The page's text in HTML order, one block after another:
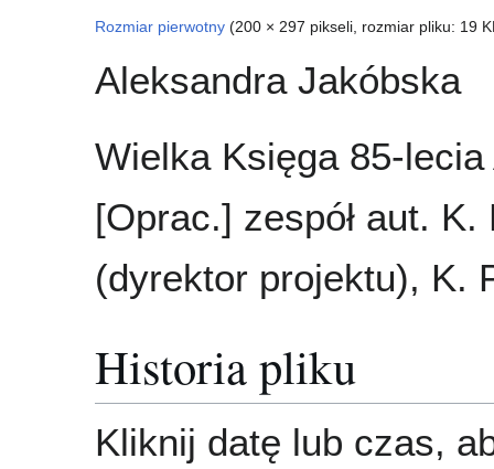
Rozmiar pierwotny (200 × 297 pikseli, rozmiar pliku: 19
Aleksandra Jakóbska
Wielka Księga 85-
[Oprac.] zespół aut.
(dyrektor projektu), K.
Historia pliku
Kliknij datę lub czas,